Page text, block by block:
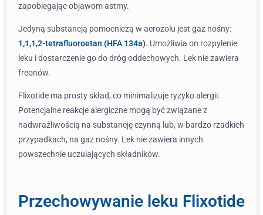
zapobiegając objawom astmy.
Jedyną substancją pomocniczą w aerozolu jest gaz nośny:
1,1,1,2-tetrafluoroetan (HFA 134a). Umożliwia on rozpylenie
leku i dostarczenie go do dróg oddechowych. Lek nie zawiera
freonów.
Flixotide ma prosty skład, co minimalizuje ryzyko alergii.
Potencjalne reakcje alergiczne mogą być związane z
nadwrażliwością na substancję czynną lub, w bardzo rzadkich
przypadkach, na gaz nośny. Lek nie zawiera innych
powszechnie uczulających składników.
Przechowywanie leku Flixotide